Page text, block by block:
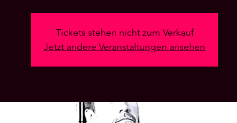
Tickets stehen nicht zum Verkauf
Jetzt andere Veranstaltungen ansehen